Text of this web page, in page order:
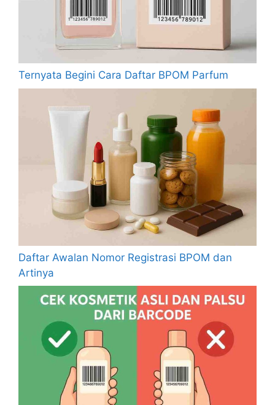
Ternyata Begini Cara Daftar BPOM Parfum
Daftar Awalan Nomor Registrasi BPOM dan
Artinya